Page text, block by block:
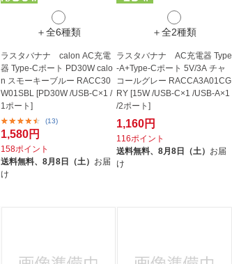
＋全6種類
ラスタバナナ calon AC充電
器 Type-Cポート PD30W calo
n スモーキーブルー RACC30
W01SBL [PD30W /USB-C×1 /
1ポート]
(13)
1,580円
158ポイント
送料無料、 8月8日（土） お届
け
＋全2種類
ラスタバナナ AC充電器 Type
-A+Type-Cポート 5V/3A チャ
コールグレー RACCA3A01CG
RY [15W /USB-C×1 /USB-A×1
/2ポート]
1,160円
116ポイント
送料無料、8月8日（土） お届
け